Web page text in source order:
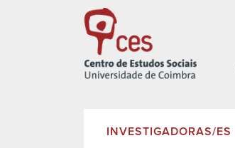
INVESTIGADORAS/ES